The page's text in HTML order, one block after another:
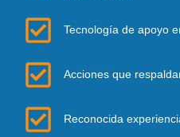
Tecnología de apoyo
Acciones que
Reconocida